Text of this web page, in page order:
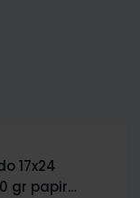
17x24
gr papir